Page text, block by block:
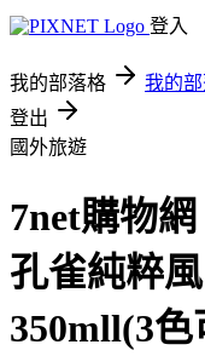
登入
我的部落格 我的
登出
國外旅遊
7net購物
孔雀純粹
350mll(3色